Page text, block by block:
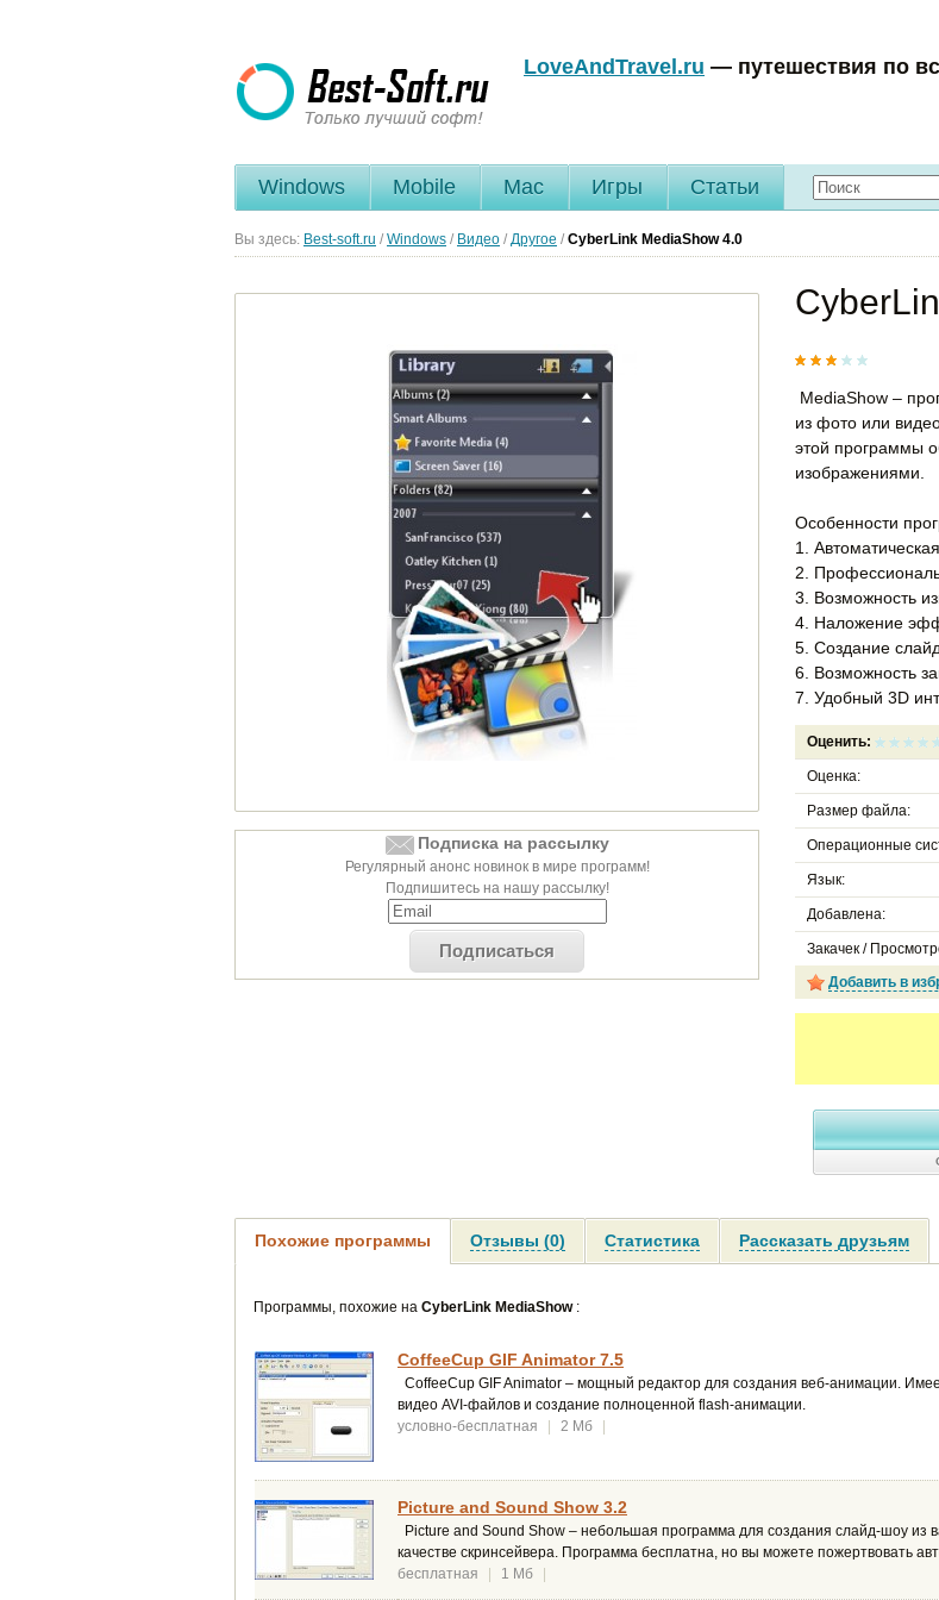
LoveAndTravel.ru — путешествия по
Windows Mobile Mac Игры Статьи
Вы здесь: Best-soft.ru / Windows / Видео / Другое / CyberLink MediaShow4.0
Подписка на рассылку
Регулярный анонс новинок в мире программ!
Подпишитесь на нашу рассылку!
Подписаться
MediaShow –
из фото или
этой программы
изображениями.
Особенности
1.
2.
3. Возможность
4. Наложение
5. Создание
6. Возможность
7. Удобный 3D
Оценить:
Оценка:
Размер файла:
Операционные
Язык:
Добавлена:
Закачек /
Добавить в
Похожие программы Отзывы (0) Статистика Рассказать друзьям
Программы, похожие на CyberLink MediaShow :
CoffeeCup GIF Animator 7.5
CoffeeCup GIF Animator – мощный редактор для создания веб-анимации.
видео AVI-файлов и создание полноценной flash-анимации.
условно-бесплатная
| 2 Мб |
Picture and Sound Show 3.2
Picture and Sound Show – небольшая программа для создания слайд-шоу из
качестве скринсейвера. Программа бесплатна, но вы можете пожертвовать
бесплатная
| 1 Мб |